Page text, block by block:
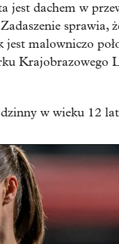
jest dachem w
sprawia,
malowniczo
Krajobrazowego
w wieku 12